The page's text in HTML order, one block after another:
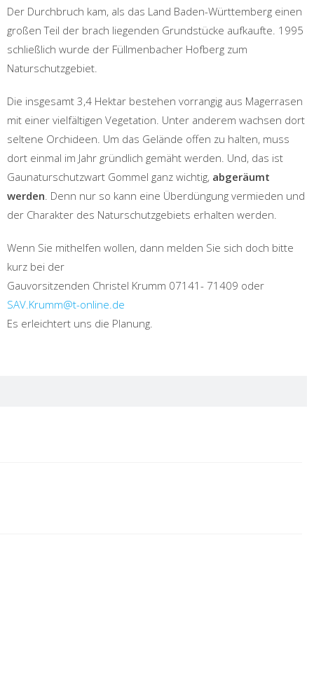
Der Durchbruch kam, als das Land Baden-Württemberg einen
großen Teil der brach liegenden Grundstücke aufkaufte. 1995
schließlich wurde der Füllmenbacher Hofberg zum
Naturschutzgebiet.
Die insgesamt 3,4 Hektar bestehen vorrangig aus Magerrasen
mit einer vielfältigen Vegetation. Unter anderem wachsen dort
seltene Orchideen. Um das Gelände offen zu halten, muss
dort einmal im Jahr gründlich gemäht werden. Und, das ist
Gaunaturschutzwart Gommel ganz wichtig, abgeräumt
werden. Denn nur so kann eine Überdüngung vermieden und
der Charakter des Naturschutzgebiets erhalten werden.
Wenn Sie mithelfen wollen, dann melden Sie sich doch bitte
kurz bei der
Gauvorsitzenden Christel Krumm 07141- 71409 oder
SAV.Krumm@t-online.de
Es erleichtert uns die Planung.